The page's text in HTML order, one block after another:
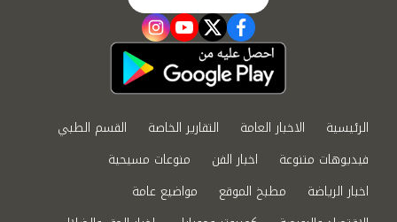
facebook
twitter
youtube
instagram
الرئيسية الاخبار العامة التقارير الخاصة
القسم الطبي
فيديوهات متنوعة
اخبار الفن
منوعات مسيحية
اخبار الرياضة
مطبخ الموقع
مواضيع عامة